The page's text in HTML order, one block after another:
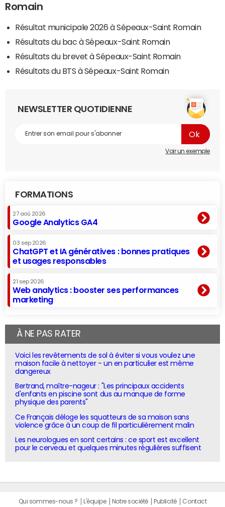
Romain
Résultat municipale 2026 à Sépeaux-Saint Romain
Résultats du bac à Sépeaux-Saint Romain
Résultats du brevet à Sépeaux-Saint Romain
Résultats du BTS à Sépeaux-Saint Romain
NEWSLETTER QUOTIDIENNE
Voir un exemple
FORMATIONS
27 aoû 2026
Google Analytics GA4
03 sep 2026
ChatGPT et IA génératives : bonnes pratiques
et usages responsables
21 sep 2026
Web analytics : booster ses performances
marketing
À NE PAS RATER
Voici les revêtements de sol à éviter si vous voulez une
maison facile à nettoyer - un en particulier est même
dangereux
Bertrand, maître-nageur : "Les principaux accidents
d'enfants en piscine sont dus au manque de forme
physique des parents"
Ce Français déloge les squatteurs de sa maison sans
violence grâce à un coup de fil particulièrement malin
Les neurologues en sont certains : ce sport est excellent
pour le cerveau et quelques minutes régulières suffisent
Qui sommes-nous ? L'équipe Notre société Publicité Contact